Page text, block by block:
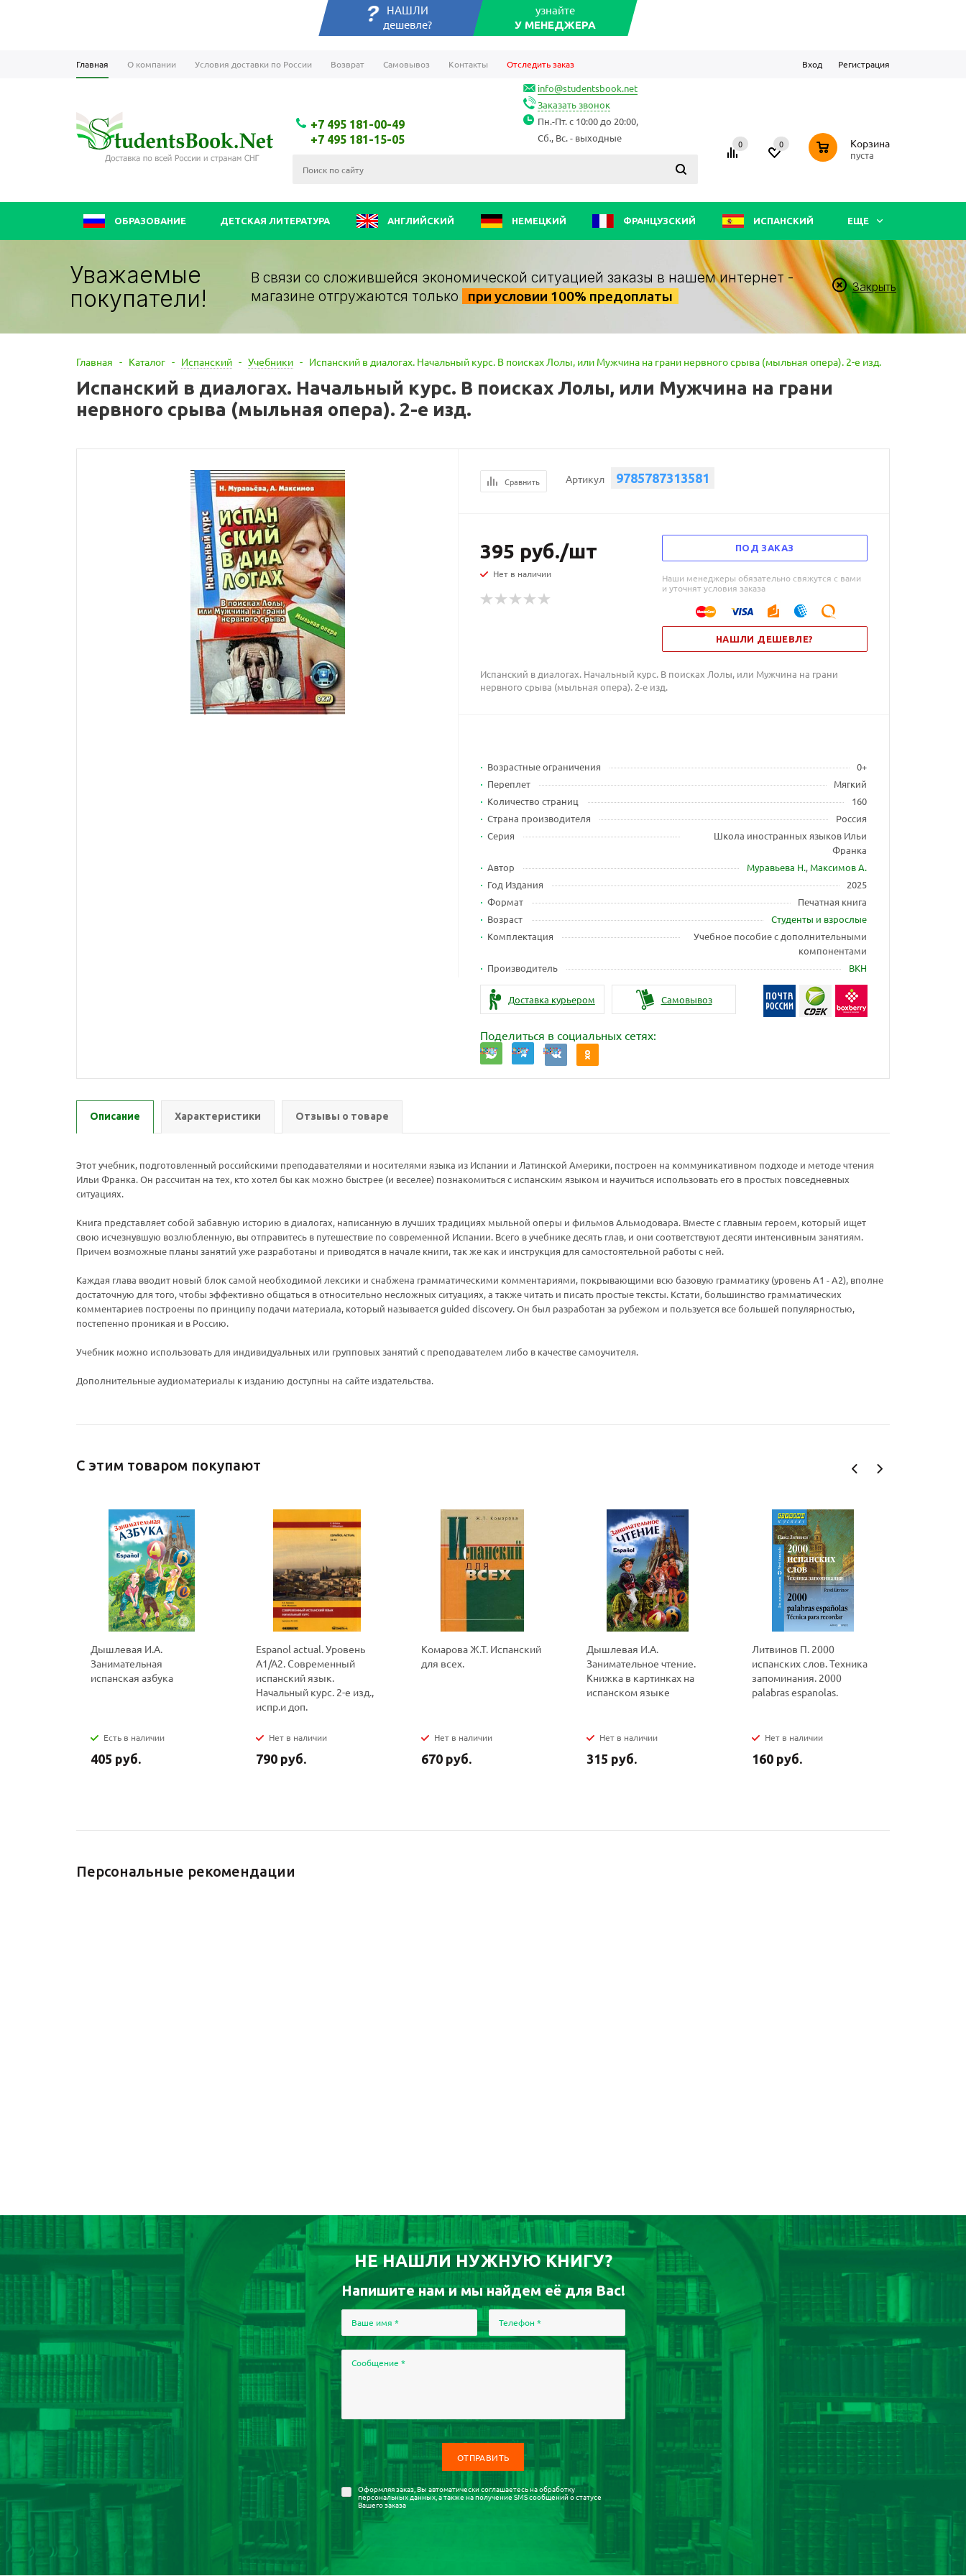
НАШЛИ
дешевле?
узнайте
У МЕНЕДЖЕРА
Главная О компании Условия доставки по России Возврат Самовывоз Контакты Отследить заказ Вход Регистрация
+7 495 181-00-49
+7 495 181-15-05
info@studentsbook.net
Заказать звонок
Пн.-Пт. с 10:00 до 20:00,
Сб., Вс. - выходные
0 0 0 Корзина
пуста
ОБРАЗОВАНИЕ ДЕТСКАЯ ЛИТЕРАТУРА АНГЛИЙСКИЙ НЕМЕЦКИЙ ФРАНЦУЗСКИЙ ИСПАНСКИЙ ЕЩЕ
Уважаемые
покупатели!
В связи со сложившейся экономической ситуацией заказы в нашем интернет -
магазине отгружаются только
при условии 100% предоплаты
Закрыть
Главная - Каталог - Испанский - Учебники - Испанский в диалогах. Начальный курс. В поисках Лолы, или Мужчина на грани нервного срыва (мыльная опера). 2-е изд.
Испанский в диалогах. Начальный курс. В поисках Лолы, или Мужчина на грани
нервного срыва (мыльная опера). 2-е изд.
Сравнить Артикул 9785787313581
395 руб./шт
Нет в наличии
ПОД ЗАКАЗ
Наши менеджеры обязательно свяжутся с вами
и уточнят условия заказа
НАШЛИ ДЕШЕВЛЕ?
Испанский в диалогах. Начальный курс. В поисках Лолы, или Мужчина на грани
нервного срыва (мыльная опера). 2-е изд.
Возрастные ограничения
0+
Переплет
Мягкий
Количество страниц
160
Страна производителя
Россия
Серия
Школа иностранных языков Ильи
Франка
Автор
Муравьева Н., Максимов А.
Год Издания
2025
Формат
Печатная книга
Возраст
Студенты и взрослые
Комплектация
Учебное пособие с дополнительными
компонентами
Производитель
ВКН
Доставка курьером Самовывоз
Поделиться в социальных сетях:
Описание Характеристики Отзывы о товаре
Этот учебник, подготовленный российскими преподавателями и носителями языка из Испании и Латинской Америки, построен на коммуникативном подходе и методе чтения
Ильи Франка. Он рассчитан на тех, кто хотел бы как можно быстрее (и веселее) познакомиться с испанским языком и научиться использовать его в простых повседневных
ситуациях.
Книга представляет собой забавную историю в диалогах, написанную в лучших традициях мыльной оперы и фильмов Альмодовара. Вместе с главным героем, который ищет
свою исчезнувшую возлюбленную, вы отправитесь в путешествие по современной Испании. Всего в учебнике десять глав, и они соответствуют десяти интенсивным занятиям.
Причем возможные планы занятий уже разработаны и приводятся в начале книги, так же как и инструкция для самостоятельной работы с ней.
Каждая глава вводит новый блок самой необходимой лексики и снабжена грамматическими комментариями, покрывающими всю базовую грамматику (уровень A1 - A2), вполне
достаточную для того, чтобы эффективно общаться в относительно несложных ситуациях, а также читать и писать простые тексты. Кстати, большинство грамматических
комментариев построены по принципу подачи материала, который называется guided discovery. Он был разработан за рубежом и пользуется все большей популярностью,
постепенно проникая и в Россию.
Учебник можно использовать для индивидуальных или групповых занятий с преподавателем либо в качестве самоучителя.
Дополнительные аудиоматериалы к изданию доступны на сайте издательства.
С этим товаром покупают
Дышлевая И.А.
Занимательная
испанская азбука
Есть в наличии
405 руб.
Espanol actual. Уровень
А1/А2. Современный
испанский язык.
Начальный курс. 2-е изд.,
испр.и доп.
Нет в наличии
790 руб.
Комарова Ж.Т. Испанский
для всех.
Нет в наличии
670 руб.
Дышлевая И.А.
Занимательное чтение.
Книжка в картинках на
испанском языке
Нет в наличии
315 руб.
Литвинов П. 2000
испанских слов. Техника
запоминания. 2000
palabras espanolas.
Нет в наличии
160 руб.
Персональные рекомендации
НЕ НАШЛИ НУЖНУЮ КНИГУ?
Напишите нам и мы найдем её для Вас!
Ваше имя * Телефон *
Сообщение *
Оформляя заказ, Вы автоматически соглашаетесь наобработку
персональных данных, а также на получение SMS сообщений о статусе
Вашего заказа
конфидициальности
конфидициальности